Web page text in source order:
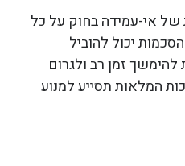
אי-עמידה בחוק על כל
יכול להוביל
זמן רב ולגרום
המלאות תסייע למנוע